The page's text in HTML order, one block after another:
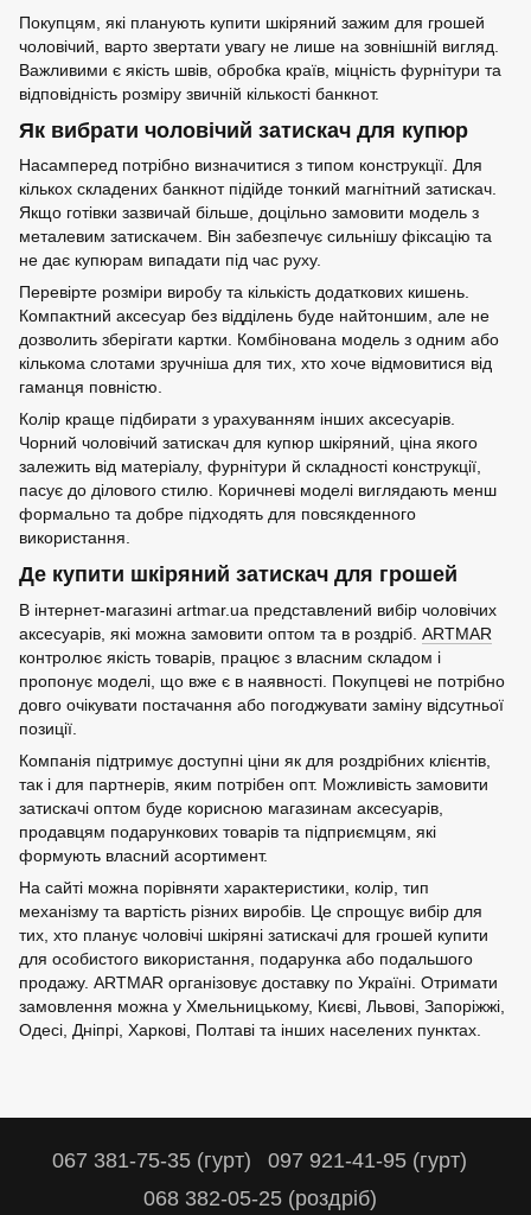
Покупцям, які планують купити шкіряний зажим для грошей
чоловічий, варто звертати увагу не лише на зовнішній вигляд.
Важливими є якість швів, обробка країв, міцність фурнітури та
відповідність розміру звичній кількості банкнот.
Як вибрати чоловічий затискач для купюр
Насамперед потрібно визначитися з типом конструкції. Для
кількох складених банкнот підійде тонкий магнітний затискач.
Якщо готівки зазвичай більше, доцільно замовити модель з
металевим затискачем. Він забезпечує сильнішу фіксацію та
не дає купюрам випадати під час руху.
Перевірте розміри виробу та кількість додаткових кишень.
Компактний аксесуар без відділень буде найтоншим, але не
дозволить зберігати картки. Комбінована модель з одним або
кількома слотами зручніша для тих, хто хоче відмовитися від
гаманця повністю.
Колір краще підбирати з урахуванням інших аксесуарів.
Чорний чоловічий затискач для купюр шкіряний, ціна якого
залежить від матеріалу, фурнітури й складності конструкції,
пасує до ділового стилю. Коричневі моделі виглядають менш
формально та добре підходять для повсякденного
використання.
Де купити шкіряний затискач для грошей
В інтернет-магазині artmar.ua представлений вибір чоловічих
аксесуарів, які можна замовити оптом та в роздріб. ARTMAR
контролює якість товарів, працює з власним складом і
пропонує моделі, що вже є в наявності. Покупцеві не потрібно
довго очікувати постачання або погоджувати заміну відсутньої
позиції.
Компанія підтримує доступні ціни як для роздрібних клієнтів,
так і для партнерів, яким потрібен опт. Можливість замовити
затискачі оптом буде корисною магазинам аксесуарів,
продавцям подарункових товарів та підприємцям, які
формують власний асортимент.
На сайті можна порівняти характеристики, колір, тип
механізму та вартість різних виробів. Це спрощує вибір для
тих, хто планує чоловічі шкіряні затискачі для грошей купити
для особистого використання, подарунка або подальшого
продажу. ARTMAR організовує доставку по Україні. Отримати
замовлення можна у Хмельницькому, Києві, Львові, Запоріжжі,
Одесі, Дніпрі, Харкові, Полтаві та інших населених пунктах.
067 381-75-35 (гурт)
097 921-41-95 (гурт)
068 382-05-25 (роздріб)